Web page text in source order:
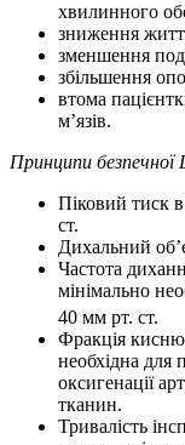
хвилинного
зниження
зменшення
збільшення
втома
м’язів.
Принципи
Піковий тиск
ст.
Дихальний
Частота
мінімально
40 мм рт. ст.
Фракція кисню
необхідна для
оксигенації
тканин.
Тривалість